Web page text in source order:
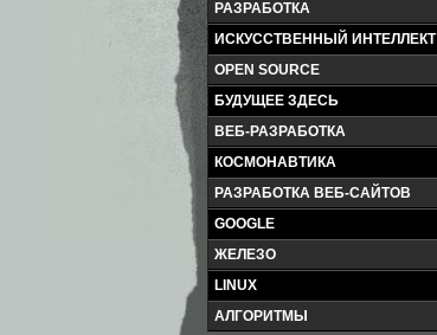
РАЗРАБОТКА
ИСКУССТВЕННЫЙ ИНТЕЛЛЕКТ
OPEN SOURCE
БУДУЩЕЕ ЗДЕСЬ
ВЕБ-РАЗРАБОТКА
КОСМОНАВТИКА
РАЗРАБОТКА ВЕБ-САЙТОВ
GOOGLE
ЖЕЛЕЗО
LINUX
АЛГОРИТМЫ